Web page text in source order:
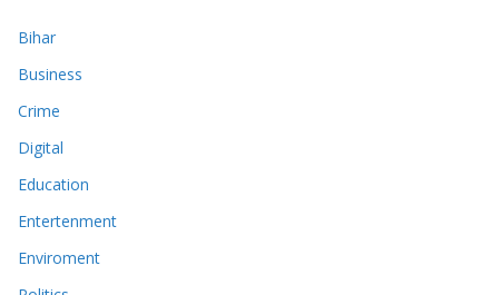
Bihar
Business
Crime
Digital
Education
Entertenment
Enviroment